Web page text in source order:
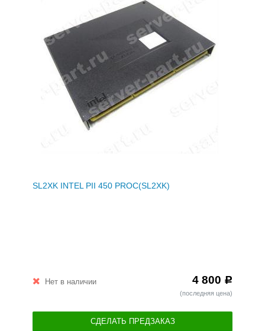
SL2XK INTEL PII 450 PROC(SL2XK)
Нет в наличии 4 800 Р
(последняя цена)
СДЕЛАТЬ ПРЕДЗАКАЗ